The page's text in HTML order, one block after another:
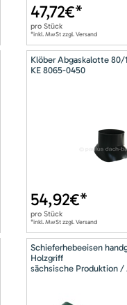
47,72€*
pro Stück
*inkl. MwSt zzgl. Versand
Klöber Abgaskalotte 80/
KE 8065-0450
54,92€*
pro Stück
*inkl. MwSt zzgl. Versand
Schieferhebeeisen
Holzgriff
sächsische Produktion /